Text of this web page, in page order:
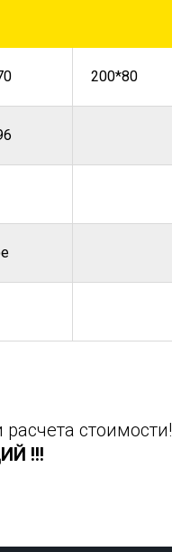
200*80
стоимости!
!!!